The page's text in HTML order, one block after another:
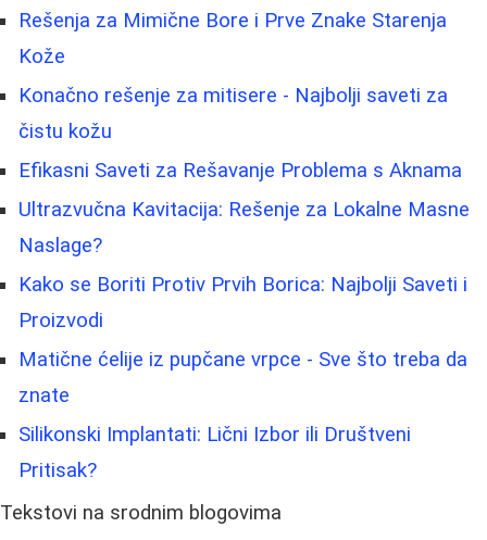
Rešenja za Mimične Bore i Prve Znake Starenja
Kože
Konačno rešenje za mitisere - Najbolji saveti za
čistu kožu
Efikasni Saveti za Rešavanje Problema s Aknama
Ultrazvučna Kavitacija: Rešenje za Lokalne Masne
Naslage?
Kako se Boriti Protiv Prvih Borica: Najbolji Saveti i
Proizvodi
Matične ćelije iz pupčane vrpce - Sve što treba da
znate
Silikonski Implantati: Lični Izbor ili Društveni
Pritisak?
Tekstovi na srodnim blogovima